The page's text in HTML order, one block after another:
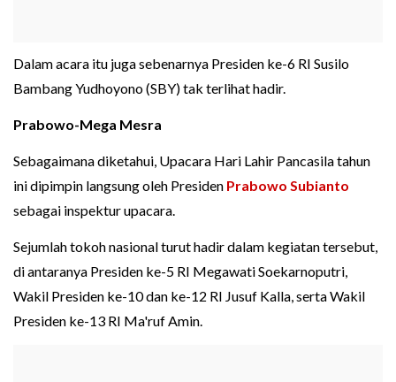
Dalam acara itu juga sebenarnya Presiden ke-6 RI Susilo
Bambang Yudhoyono (SBY) tak terlihat hadir.
Prabowo-Mega Mesra
Sebagaimana diketahui, Upacara Hari Lahir Pancasila tahun
ini dipimpin langsung oleh Presiden Prabowo Subianto
sebagai inspektur upacara.
Sejumlah tokoh nasional turut hadir dalam kegiatan tersebut,
di antaranya Presiden ke-5 RI Megawati Soekarnoputri,
Wakil Presiden ke-10 dan ke-12 RI Jusuf Kalla, serta Wakil
Presiden ke-13 RI Ma'ruf Amin.